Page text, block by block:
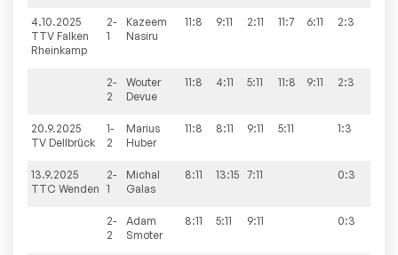
4.10.2025
TTV Falken
Rheinkamp
2-
1
Kazeem
Nasiru
11:8 9:11 2:11 11:7 6:11 2:3
2-
2
Wouter
Devue
11:8 4:11 5:11 11:8 9:11 2:3
20.9.2025
TV Dellbrück
1-
2
Marius
Huber
11:8 8:11 9:11 5:11 1:3
13.9.2025
TTC Wenden
2-
1
Michal
Galas
8:11 13:15 7:11 0:3
2-
2
Adam
Smoter
8:11 5:11 9:11 0:3